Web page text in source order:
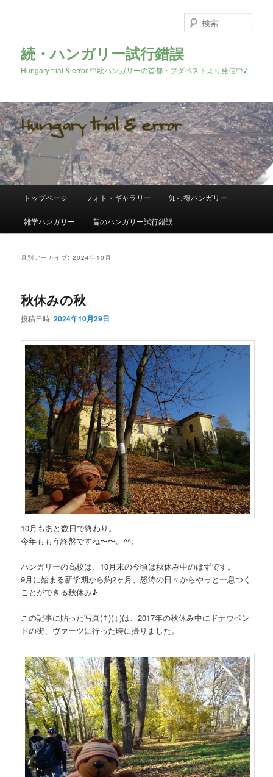
続・ハンガリー試行錯誤
Hungary trial & error 中欧ハンガリーの首都・ブダペストより発信中♪
索
メ
メ
イ
ン
ン
ツ
へ
移
動
サ
ブ
テ
ツ
へ
移
動
トップページ フォト・ギャラリー 知っ得ハンガリー
雑学ハンガリー 昔のハンガリー試行錯誤
月別アーカイブ:2024年10月
秋休みの秋
投稿日時:2024年10月29日
10月もあと数日で終わり。
今年ももう終盤ですね〜〜。^^;
ハンガリーの高校は、10月末の今頃は秋休み中のはずです。
9月に始まる新学期から約2ヶ月、怒涛の日々からやっと一息つく
ことができる秋休み♪
この記事に貼った写真(↑)(↓)は、2017年の秋休み中にドナウベン
ドの街、ヴァーツに行った時に撮りました。